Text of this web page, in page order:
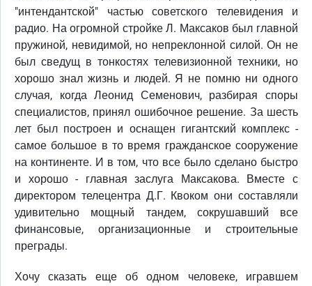
"интендантской" частью советского телевидения и
радио. На огромной стройке Л. Максаков был главной
пружиной, невидимой, но непреклонной силой. Он не
был сведущ в тонкостях телевизионной техники, но
хорошо знал жизнь и людей. Я не помню ни одного
случая, когда Леонид Семенович, разбирая споры
специалистов, принял ошибочное решение. За шесть
лет был построен и оснащен гигантский комплекс -
самое большое в то время гражданское сооружение
на континенте. И в том, что все было сделано быстро
и хорошо - главная заслуга Максакова. Вместе с
директором телецентра Д.Г. Квоком они составляли
удивительно мощный тандем, сокрушавший все
финансовые, организационные и строительные
преграды.
Хочу сказать еще об одном человеке, игравшем